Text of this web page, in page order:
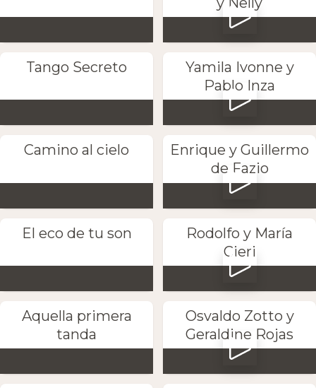
Tango Secreto
Yamila Ivonne y
Pablo Inza
Camino al cielo
Enrique y Guillermo
de Fazio
El eco de tu son
Rodolfo y María
Cieri
Aquella primera
tanda
Osvaldo Zotto y
Geraldine Rojas